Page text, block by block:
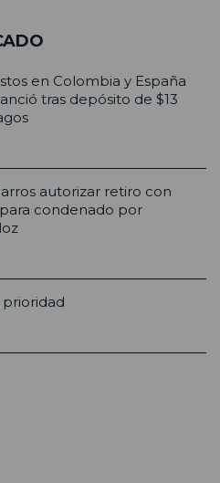
en Colombia y España
tras depósito de $13
autorizar retiro con
condenado por
prioridad